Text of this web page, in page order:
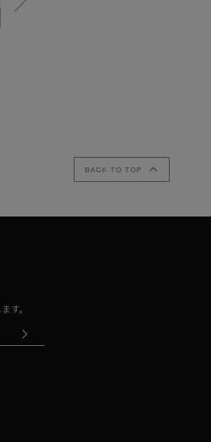
BACK TO TOP
す。